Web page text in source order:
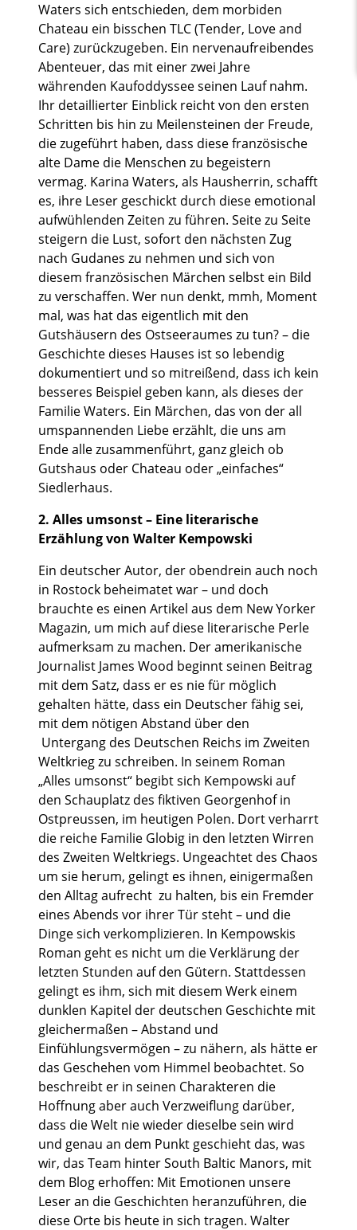
Waters sich entschieden, dem morbiden
Chateau ein bisschen TLC (Tender, Love and
Care) zurückzugeben. Ein nervenaufreibendes
Abenteuer, das mit einer zwei Jahre
währenden Kaufoddyssee seinen Lauf nahm.
Ihr detaillierter Einblick reicht von den ersten
Schritten bis hin zu Meilensteinen der Freude,
die zugeführt haben, dass diese französische
alte Dame die Menschen zu begeistern
vermag. Karina Waters, als Hausherrin, schafft
es, ihre Leser geschickt durch diese emotional
aufwühlenden Zeiten zu führen. Seite zu Seite
steigern die Lust, sofort den nächsten Zug
nach Gudanes zu nehmen und sich von
diesem französischen Märchen selbst ein Bild
zu verschaffen. Wer nun denkt, mmh, Moment
mal, was hat das eigentlich mit den
Gutshäusern des Ostseeraumes zu tun? – die
Geschichte dieses Hauses ist so lebendig
dokumentiert und so mitreißend, dass ich kein
besseres Beispiel geben kann, als dieses der
Familie Waters. Ein Märchen, das von der all
umspannenden Liebe erzählt, die uns am
Ende alle zusammenführt, ganz gleich ob
Gutshaus oder Chateau oder „einfaches“
Siedlerhaus.
2. Alles umsonst – Eine literarische
Erzählung von Walter Kempowski
Ein deutscher Autor, der obendrein auch noch
in Rostock beheimatet war – und doch
brauchte es einen Artikel aus dem New Yorker
Magazin, um mich auf diese literarische Perle
aufmerksam zu machen. Der amerikanische
Journalist James Wood beginnt seinen Beitrag
mit dem Satz, dass er es nie für möglich
gehalten hätte, dass ein Deutscher fähig sei,
mit dem nötigen Abstand über den
Untergang des Deutschen Reichs im Zweiten
Weltkrieg zu schreiben. In seinem Roman
„Alles umsonst“ begibt sich Kempowski auf
den Schauplatz des fiktiven Georgenhof in
Ostpreussen, im heutigen Polen. Dort verharrt
die reiche Familie Globig in den letzten Wirren
des Zweiten Weltkriegs. Ungeachtet des Chaos
um sie herum, gelingt es ihnen, einigermaßen
den Alltag aufrecht zu halten, bis ein Fremder
eines Abends vor ihrer Tür steht – und die
Dinge sich verkomplizieren. In Kempowskis
Roman geht es nicht um die Verklärung der
letzten Stunden auf den Gütern. Stattdessen
gelingt es ihm, sich mit diesem Werk einem
dunklen Kapitel der deutschen Geschichte mit
gleichermaßen – Abstand und
Einfühlungsvermögen – zu nähern, als hätte er
das Geschehen vom Himmel beobachtet. So
beschreibt er in seinen Charakteren die
Hoffnung aber auch Verzweiflung darüber,
dass die Welt nie wieder dieselbe sein wird
und genau an dem Punkt geschieht das, was
wir, das Team hinter South Baltic Manors, mit
dem Blog erhoffen: Mit Emotionen unsere
Leser an die Geschichten heranzuführen, die
diese Orte bis heute in sich tragen. Walter